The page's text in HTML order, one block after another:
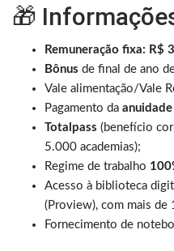
🎁
Remuneração fixa: R$
Bônus de final de ano
Vale alimentação/Vale
Pagamento da anuidade
Totalpass (benefício
5.000 academias);
Regime de trabalho
Acesso à biblioteca
(Proview), com mais
Fornecimento de